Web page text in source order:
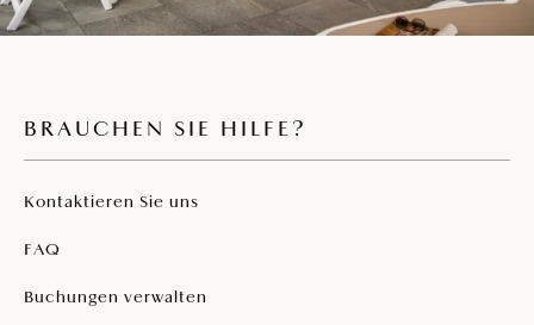
Hängematte
BRAUCHEN SIE HILFE?
Kontaktieren Sie uns
FAQ
Buchungen verwalten